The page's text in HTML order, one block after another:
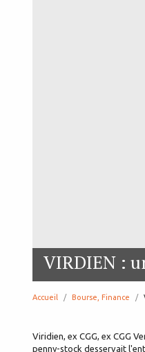
VIRDIEN :
Accueil Bourse, Finance
Viridien, ex CGG, ex CGG
penny-stock desservait